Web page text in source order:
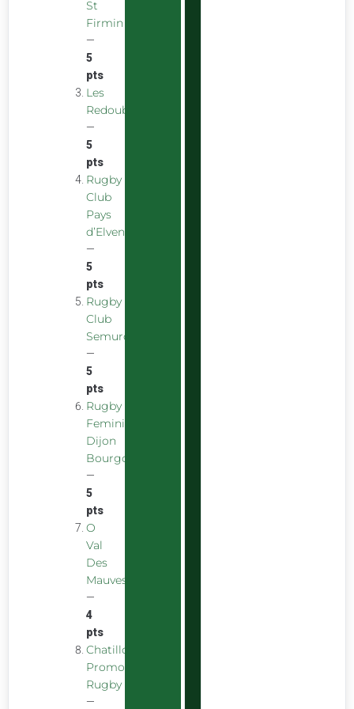
St
Firmin
—
5
pts
Les
Redoubstables
—
5
pts
Rugby
Club
Pays
d’Elven
—
5
pts
Rugby
Club
Semurois
—
5
pts
Rugby
Feminin
Dijon
Bourgogne
—
5
pts
O
Val
Des
Mauves
—
4
pts
Chatillon
Promotion
Rugby
—